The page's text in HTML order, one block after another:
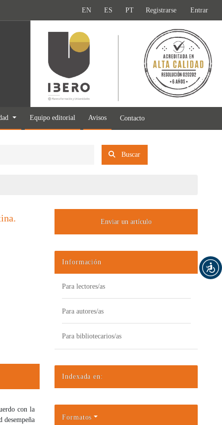
EN ES PT Registrarse Entrar
Equipo editorial Avisos Contacto
Buscar
con la
Enviar un artículo
Información
Para lectores/as
Para autores/as
Para bibliotecarios/as
Indexada en:
Formatos